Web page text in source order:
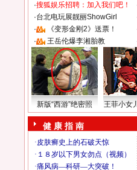
·搜狐娱乐招聘：加入我们吧！
·台北电玩展靓丽ShowGirl
·
《变形金刚2》送票！
·
王岳伦爆李湘胎教
新版“西游”绝密照 王菲小女
健 康 指 南